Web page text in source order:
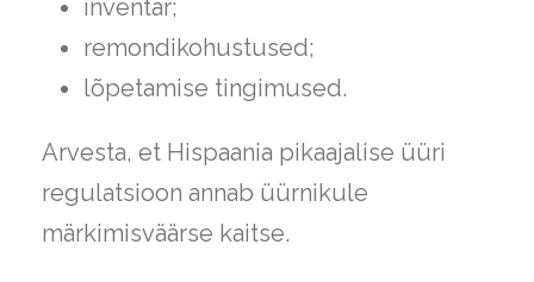
inventar;
remondikohustused;
lõpetamise tingimused.
Arvesta, et Hispaania pikaajalise üüri
regulatsioon annab üürnikule
märkimisväärse kaitse.